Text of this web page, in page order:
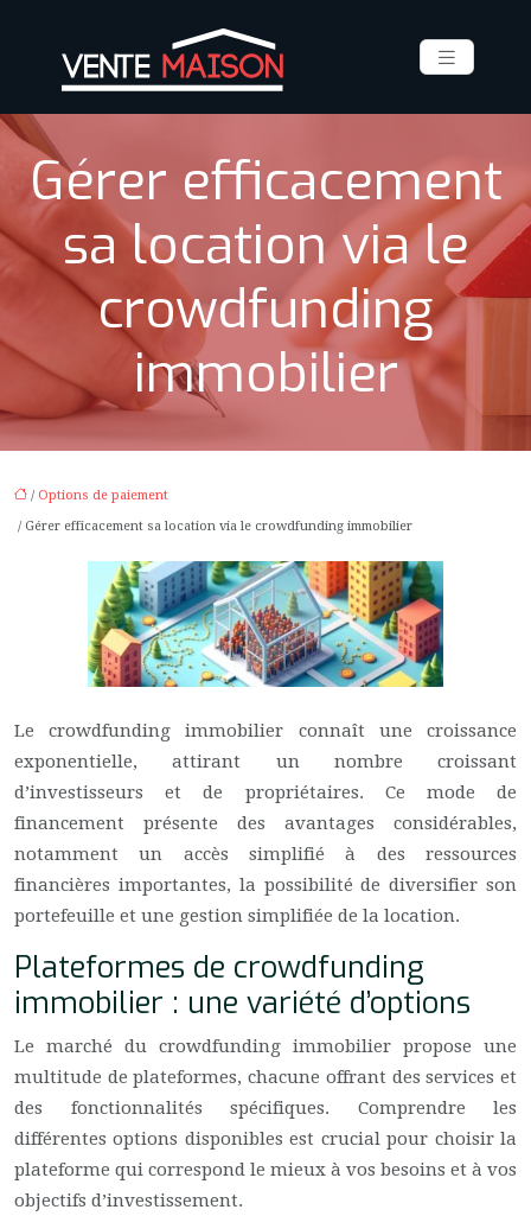
Gérer efficacement
sa location via le
crowdfunding
immobilier
/ Options de paiement
/ Gérer efficacement sa location via le crowdfunding immobilier
Le crowdfunding immobilier connaît une croissance
exponentielle, attirant un nombre croissant
d’investisseurs et de propriétaires. Ce mode de
financement présente des avantages considérables,
notamment un accès simplifié à des ressources
financières importantes, la possibilité de diversifier son
portefeuille et une gestion simplifiée de la location.
Plateformes de crowdfunding
immobilier : une variété d’options
Le marché du crowdfunding immobilier propose une
multitude de plateformes, chacune offrant des services et
des fonctionnalités spécifiques. Comprendre les
différentes options disponibles est crucial pour choisir la
plateforme qui correspond le mieux à vos besoins et à vos
objectifs d’investissement.